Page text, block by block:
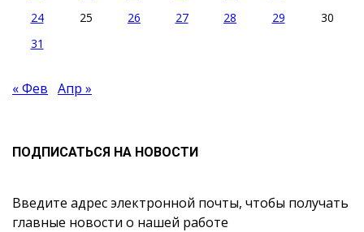
24
25 26 27 28 29
30
31
« Фев Апр »
ПОДПИСАТЬСЯ НА НОВОСТИ
Введите адрес электронной почты, чтобы получать
главные новости о нашей работе